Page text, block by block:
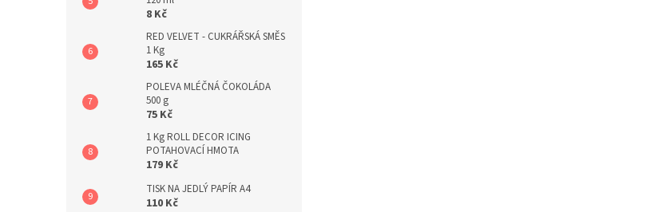
8 Kč
RED VELVET - CUKRÁŘSKÁ SMĚS
1 Kg
165 Kč
POLEVA MLÉČNÁ ČOKOLÁDA
500 g
75 Kč
1 Kg ROLL DECOR ICING
POTAHOVACÍ HMOTA
179 Kč
TISK NA JEDLÝ PAPÍR A4
110 Kč